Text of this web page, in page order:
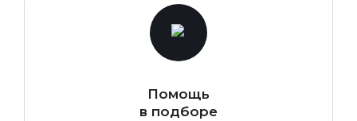
Помощь
в подборе